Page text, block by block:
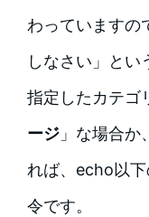
わっていますの
しなさい」とい
指定したカテゴ
ージ」な場合か
れば、echo以下
令です。